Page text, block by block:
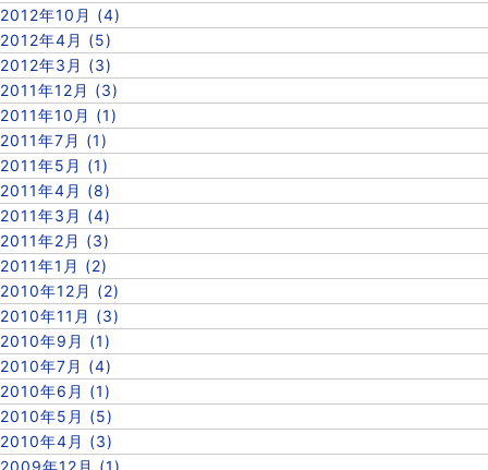
2012年10月 (4)
2012年4月 (5)
2012年3月 (3)
2011年12月 (3)
2011年10月 (1)
2011年7月 (1)
2011年5月 (1)
2011年4月 (8)
2011年3月 (4)
2011年2月 (3)
2011年1月 (2)
2010年12月 (2)
2010年11月 (3)
2010年9月 (1)
2010年7月 (4)
2010年6月 (1)
2010年5月 (5)
2010年4月 (3)
2009年12月 (1)